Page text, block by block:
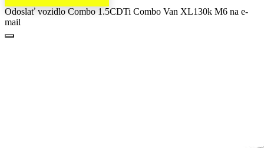
Odoslať vozidlo Combo 1.5CDTi Combo Van XL130k M6 na e-
mail